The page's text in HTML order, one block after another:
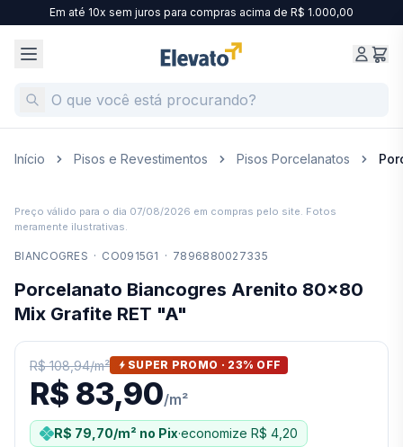
Em até 10x sem juros para compras acima de R$ 1.000,00
Início Pisos e Revestimentos Pisos Porcelanatos
Preço válido para o dia 07/08/2026 em compras pelo site. Fotos
meramente ilustrativas.
BIANCOGRES · CO0915G1 · 7896880027335
Porcelanato Biancogres Arenito 80x80
Mix Grafite RET "A"
R$ 108,94/m² SUPER PROMO · 23% OFF
R$ 83,90/m²
R$ 79,70/m² no Pix·economize R$ 4,20